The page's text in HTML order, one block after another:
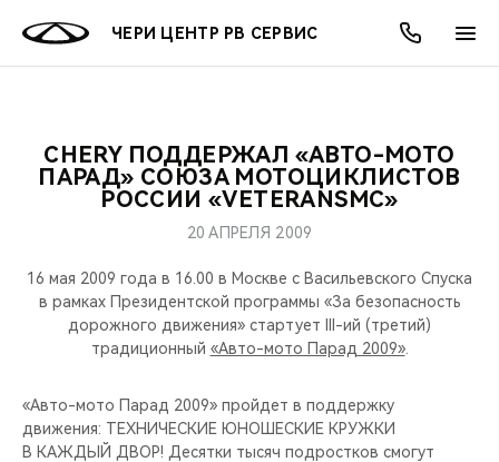
ЧЕРИ ЦЕНТР РВ СЕРВИС
МОДЕЛИ
СЕДАНЫ
НОВИНКИ
ПОКУПАТЕЛЯМ
КРЕДИТ И СТРАХОВАНИЕ
ВЛАДЕЛЬЦАМ
ЗАПЧАСТИ И АКСЕССУАРЫ
ПОДДЕРЖКА
МИР CHERY
О БРЕНДЕ
CHERY В СОЦСЕТЯХ
БЛАГОТВОРИТЕЛЬНОСТЬ
АКЦИИ
ОНЛАЙН СЕРВИСЫ
КРЕДИТ
О КОМПАНИИ
МЫ В СОЦСЕТЯХ
CHERY ПОДДЕРЖАЛ «АВТО-МОТО
ПАРАД» СОЮЗА МОТОЦИКЛИСТОВ
РОССИИ «VETERANSMC»
20 АПРЕЛЯ 2009
16 мая 2009 года в 16.00 в Москве с Васильевского Спуска
в рамках Президентской программы «За безопасность
дорожного движения» стартует III-ий (третий)
традиционный «Авто-мото Парад 2009».
«Авто-мото Парад 2009» пройдет в поддержку
движения: ТЕХНИЧЕСКИЕ ЮНОШЕСКИЕ КРУЖКИ
В КАЖДЫЙ ДВОР! Десятки тысяч подростков смогут